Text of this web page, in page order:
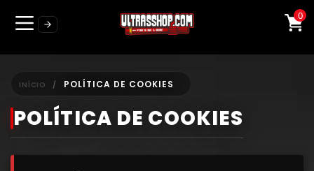
0
INÍCIO POLÍTICA DE COOKIES
POLÍTICA DE COOKIES